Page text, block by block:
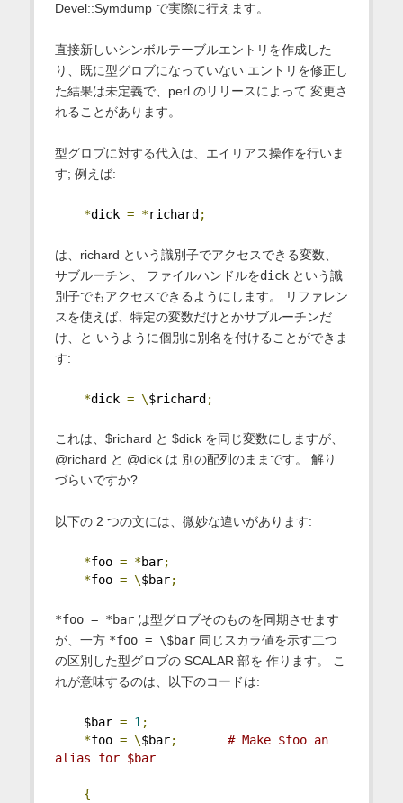
Devel::Symdump で実際に行えます。
直接新しいシンボルテーブルエントリを作成した
り、既に型グロブになっていない エントリを修正し
た結果は未定義で、perl のリリースによって 変更さ
れることがあります。
型グロブに対する代入は、エイリアス操作を行いま
す; 例えば:
*dick = *richard ;
は、richard という識別子でアクセスできる変数、
サブルーチン、 ファイルハンドルをdickという識
別子でもアクセスできるようにします。 リファレン
スを使えば、特定の変数だけとかサブルーチンだ
け、と いうように個別に別名を付けることができま
す:
*dick = \$richard;
これは、$richard と $dick を同じ変数にしますが、
@richard と @dick は 別の配列のままです。 解り
づらいですか?
以下の 2 つの文には、微妙な違いがあります:
*foo = *bar;
*foo = \$bar;
*foo = *barは型グロブそのものを同期させます
が、一方 *foo = \$bar同じスカラ値を示す二つ
の区別した型グロブの SCALAR 部を 作ります。 こ
れが意味するのは、以下のコードは:
$bar = 1 ;
*foo = \$bar;
# Make $foo an
alias for $bar
{